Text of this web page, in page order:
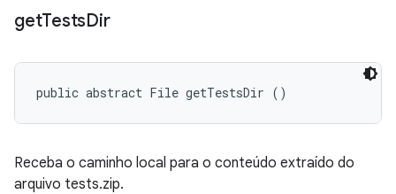
getTestsDir
public abstract File getTestsDir ()
Receba o caminho local para o conteúdo extraído do
arquivo tests.zip.